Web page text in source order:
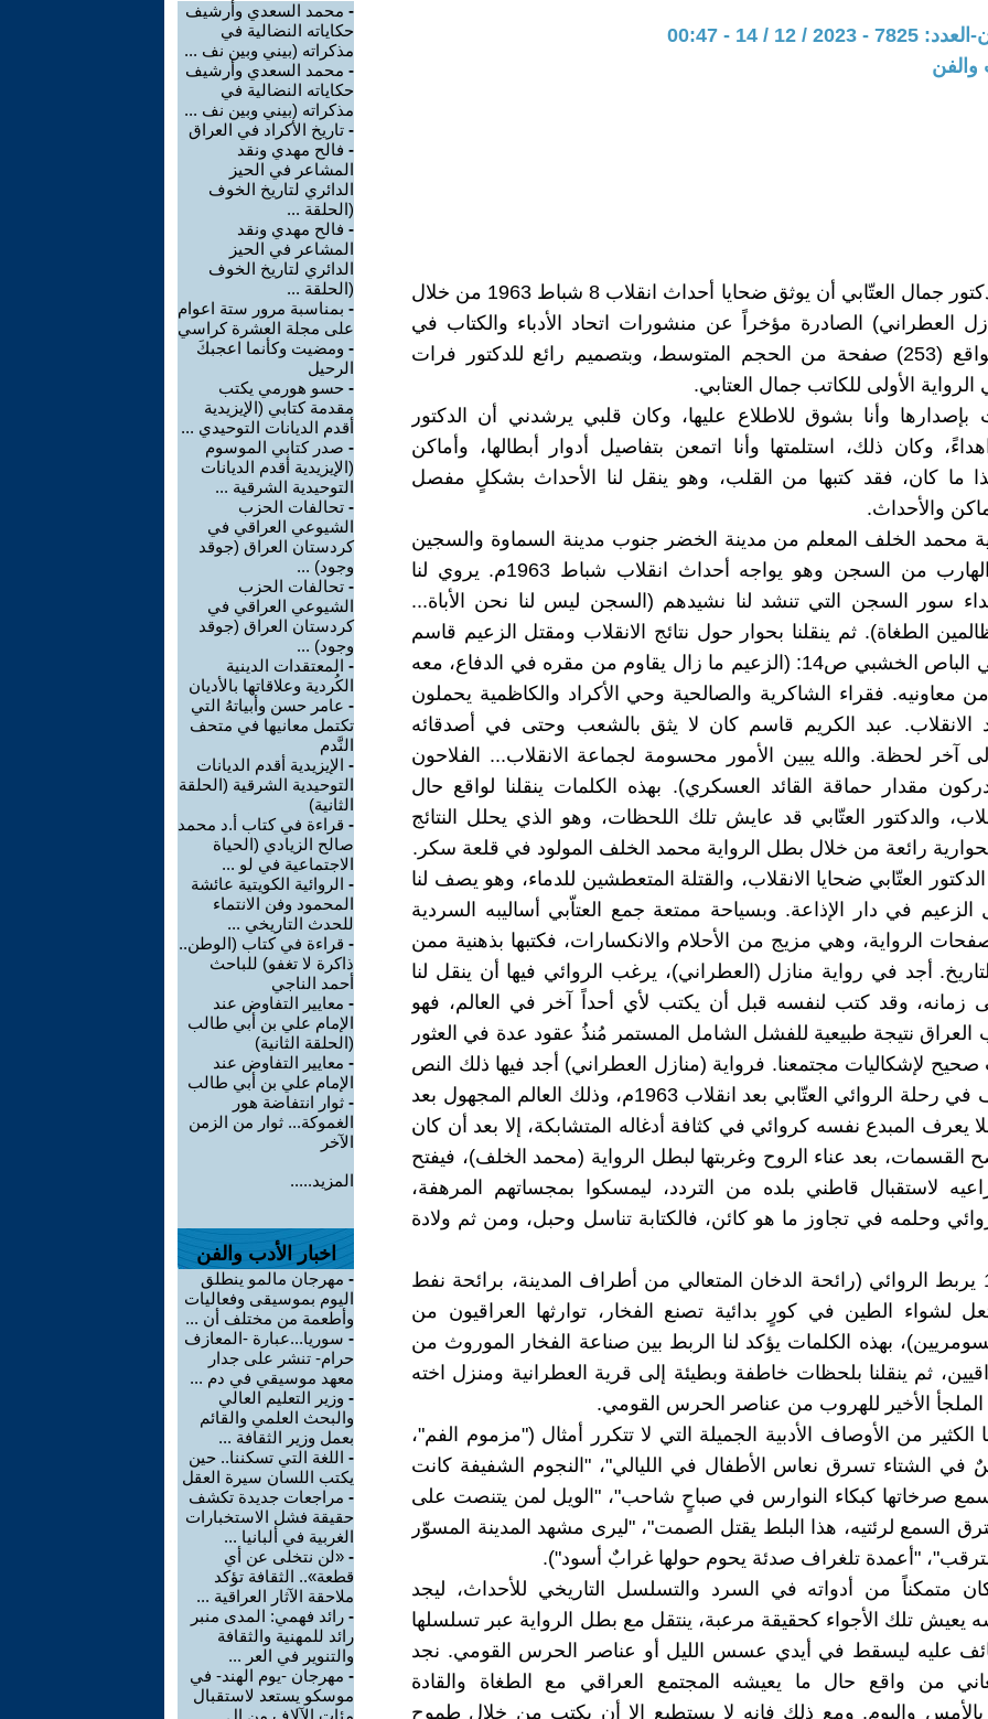
/ 12 / 14 - 00:47
والفن
استطاع الدكتور جمال العتّابي أن يوثق ضحايا أحداث انقلاب 8 شباط 1963 من خلال
العطراني) الصادرة مؤخراً عن منشورات اتحاد الأدباء والكتاب في
العراق، وبواقع (253) صفحة من الحجم المتوسط، وبتصميم رائع للدكتور فرات
الأولى للكاتب جمال العتابي.
وأنا بشوق للاطلاع عليها، وكان قلبي يرشدني أن الدكتور
وكان ذلك، استلمتها وأنا اتمعن بتفاصيل أدوار أبطالها، وأماكن
ما كان، فقد كتبها من القلب، وهو ينقل لنا الأحداث بشكلٍ مفصل
والأحداث.
محمد الخلف المعلم من مدينة الخضر جنوب مدينة السماوة والسجين
السياسي الهارب من السجن وهو يواجه أحداث انقلاب شباط 1963م. يروي لنا
سور السجن التي تنشد لنا نشيدهم (السجن ليس لنا نحن الأباة...
الطغاة). ثم ينقلنا بحوار حول نتائج الانقلاب ومقتل الزعيم قاسم
والثرثرة في الباص الخشبي ص14: (الزعيم ما زال يقاوم من مقره في الدفاع، معه
معاونيه. فقراء الشاكرية والصالحية وحي الأكراد والكاظمية يحملون
الانقلاب. عبد الكريم قاسم كان لا يثق بالشعب وحتى في أصدقائه
آخر لحظة. والله يبين الأمور محسومة لجماعة الانقلاب... الفلاحون
مقدار حماقة القائد العسكري). بهذه الكلمات ينقلنا لواقع حال
والدكتور العتّابي قد عايش تلك اللحظات، وهو الذي يحلل النتائج
بحوارية رائعة من خلال بطل الرواية محمد الخلف المولود في قلعة سكر.
العتّابي ضحايا الانقلاب، والقتلة المتعطشين للدماء، وهو يصف لنا
الزعيم في دار الإذاعة. وبسياحة ممتعة جمع العتاّبي أساليبه السردية
الرواية، وهي مزيج من الأحلام والانكسارات، فكتبها بذهنية ممن
أجد في رواية منازل (العطراني)، يرغب الروائي فيها أن ينقل لنا
زمانه، وقد كتب لنفسه قبل أن يكتب لأي أحداً آخر في العالم، فهو
نتيجة طبيعية للفشل الشامل المستمر مُنذُ عقود عدة في العثور
لإشكاليات مجتمعنا. فرواية (منازل العطراني) أجد فيها ذلك النص
المستكشف في رحلة الروائي العتّابي بعد انقلاب 1963م، وذلك العالم المجهول بعد
يعرف المبدع نفسه كروائي في كثافة أدغاله المتشابكة، إلا بعد أن كان
القسمات، بعد عناء الروح وغربتها لبطل الرواية (محمد الخلف)، فيفتح
لاستقبال قاطني بلده من التردد، ليمسكوا بمجساتهم المرهفة،
وحلمه في تجاوز ما هو كائن، فالكتابة تناسل وحبل، ومن ثم ولادة
ففي ص19 يربط الروائي (رائحة الدخان المتعالي من أطراف المدينة، برائحة نفط
لشواء الطين في كورٍ بدائية تصنع الفخار، توارثها العراقيون من
بهذه الكلمات يؤكد لنا الربط بين صناعة الفخار الموروث من
ثم ينقلنا بلحظات خاطفة وبطيئة إلى قرية العطرانية ومنزل اخته
الأخير للهروب من عناصر الحرس القومي.
الكثير من الأوصاف الأدبية الجميلة التي لا تتكرر أمثال ("مزموم الفم"،
في الشتاء تسرق نعاس الأطفال في الليالي"، "النجوم الشفيفة كانت
صرخاتها كبكاء النوارس في صباحٍ شاحب"، "الويل لمن يتنصت على
السمع لرئتيه، هذا البلط يقتل الصمت"، "ليرى مشهد المدينة المسوّر
"أعمدة تلغراف صدئة يحوم حولها غرابٌ أسود").
متمكناً من أدواته في السرد والتسلسل التاريخي للأحداث، ليجد
يعيش تلك الأجواء كحقيقة مرعبة، ينتقل مع بطل الرواية عبر تسلسلها
عليه ليسقط في أيدي عسس الليل أو عناصر الحرس القومي. نجد
من واقع حال ما يعيشه المجتمع العراقي مع الطغاة والقادة
بالأمس واليوم. ومع ذلك فإنه لا يستطيع إلا أن يكتب من خلال طموح
- محمد السعدي وأرشيف
حكاياته النضالية في
مذكراته (بيني وبين نف ...
- محمد السعدي وأرشيف
حكاياته النضالية في
مذكراته (بيني وبين نف ...
- تاريخ الأكراد في العراق
- فالح مهدي ونقد
المشاعر في الحيز
الدائري لتاريخ الخوف
(الحلقة ...
- فالح مهدي ونقد
المشاعر في الحيز
الدائري لتاريخ الخوف
(الحلقة ...
- بمناسبة مرور ستة اعوام
على مجلة العشرة كراسي
- ومضيت وكأنما اعجبكَ
الرحيل
- حسو هورمي يكتب
مقدمة كتابي (الإيزيدية
أقدم الديانات التوحيدي ...
- صدر كتابي الموسوم
(الإيزيدية أقدم الديانات
التوحيدية الشرقية ...
- تحالفات الحزب
الشيوعي العراقي في
كردستان العراق (جوقد
وجود) ...
- تحالفات الحزب
الشيوعي العراقي في
كردستان العراق (جوقد
وجود) ...
- المعتقدات الدينية
الكُردية وعلاقاتها بالأديان
- عامر حسن وأبياتهُ التي
تكتمل معانيها في متحف
النَّدم
- الإيزيدية أقدم الديانات
التوحيدية الشرقية (الحلقة
الثانية)
- قراءة في كتاب أ.د محمد
صالح الزيادي (الحياة
الاجتماعية في لو ...
- الروائية الكويتية عائشة
المحمود وفن الانتماء
للحدث التاريخي ...
- قراءة في كتاب (الوطن..
ذاكرة لا تغفو) للباحث
أحمد الناجي
- معايير التفاوض عند
الإمام علي بن أبي طالب
(الحلقة الثانية)
- معايير التفاوض عند
الإمام علي بن أبي طالب
- ثوار انتفاضة هور
الغموكة... ثوار من الزمن
الآخر
المزيد.....
اخبار الأدب والفن
- مهرجان مالمو ينطلق
اليوم بموسيقى وفعاليات
وأطعمة من مختلف أن ...
- سوريا...عبارة -المعازف
حرام- تنشر على جدار
معهد موسيقي في دم ...
- وزير التعليم العالي
والبحث العلمي والقائم
بعمل وزير الثقافة ...
- اللغة التي تسكننا.. حين
يكتب اللسان سيرة العقل
- مراجعات جديدة تكشف
حقيقة فشل الاستخبارات
الغربية في ألبانيا ...
- «لن نتخلى عن أي
قطعة».. الثقافة تؤكد
ملاحقة الآثار العراقية ...
- رائد فهمي: المدى منبر
رائد للمهنية والثقافة
والتنوير في العر ...
- مهرجان -يوم الهند- في
موسكو يستعد لاستقبال
مئات الآلاف من ال ...